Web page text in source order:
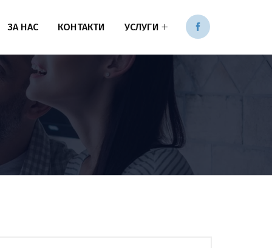
ЗА НАС КОНТАКТИ УСЛУГИ